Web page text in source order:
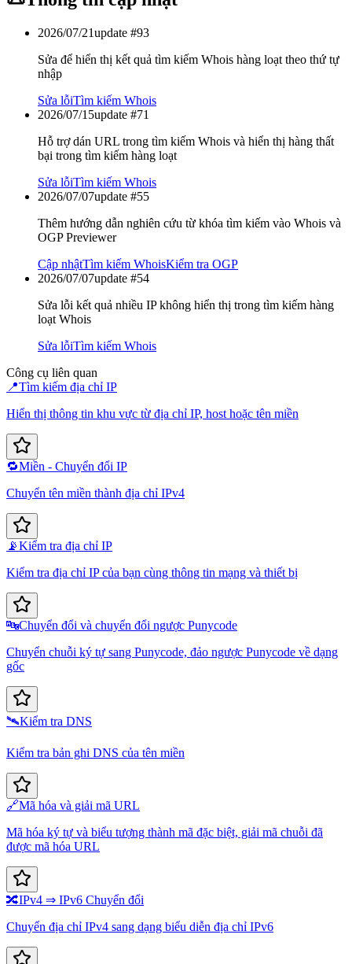
2026/07/21update #93
Sửa để hiển thị kết quả tìm kiếm Whois hàng loạt theo thứ tự
nhập
Sửa lỗiTìm kiếm Whois
2026/07/15update #71
Hỗ trợ dán URL trong tìm kiếm Whois và hiển thị hàng thất
bại trong tìm kiếm hàng loạt
Sửa lỗiTìm kiếm Whois
2026/07/07update #55
Thêm hướng dẫn nghiên cứu từ khóa tìm kiếm vào Whois và
OGP Previewer
Cập nhậtTìm kiếm WhoisKiểm tra OGP
2026/07/07update #54
Sửa lỗi kết quả nhiều IP không hiển thị trong tìm kiếm hàng
loạt Whois
Sửa lỗiTìm kiếm Whois
Công cụ liên quan
📍Tìm kiếm địa chỉ IP
Hiển thị thông tin khu vực từ địa chỉ IP, host hoặc tên miền
🔁Miền - Chuyển đổi IP
Chuyển tên miền thành địa chỉ IPv4
📡Kiểm tra địa chỉ IP
Kiểm tra địa chỉ IP của bạn cùng thông tin mạng và thiết bị
🔤Chuyển đổi và chuyển đổi ngược Punycode
Chuyển chuỗi ký tự sang Punycode, đảo ngược Punycode về dạng
gốc
🛰️Kiểm tra DNS
Kiểm tra bản ghi DNS của tên miền
🔗Mã hóa và giải mã URL
Mã hóa ký tự và biểu tượng thành mã đặc biệt, giải mã chuỗi đã
được mã hóa URL
🔀IPv4 ⇒ IPv6 Chuyển đổi
Chuyển địa chỉ IPv4 sang dạng biểu diễn địa chỉ IPv6